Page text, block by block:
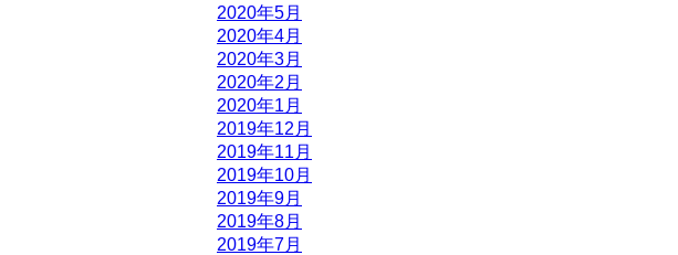
2020年5月
2020年4月
2020年3月
2020年2月
2020年1月
2019年12月
2019年11月
2019年10月
2019年9月
2019年8月
2019年7月